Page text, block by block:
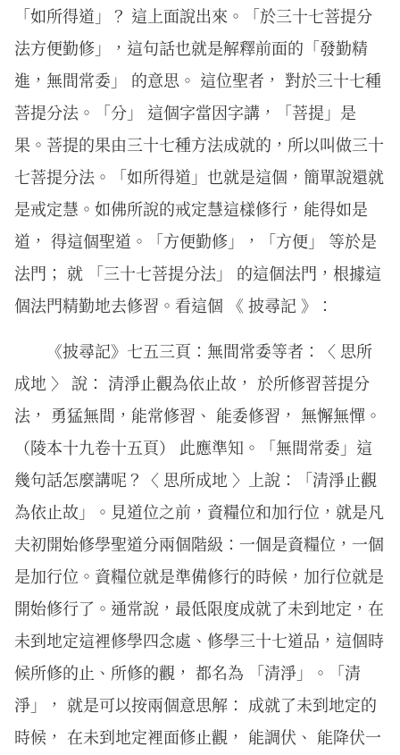
「如所得道」？ 這上面說出來。「於三十七菩提分
法方便勤修」，這句話也就是解釋前面的「發勤精
進，無間常委」 的意思。 這位聖者， 對於三十七種
菩提分法。「分」 這個字當因字講，「菩提」是
果。菩提的果由三十七種方法成就的，所以叫做三十
七菩提分法。「如所得道」也就是這個，簡單說還就
是戒定慧。如佛所說的戒定慧這樣修行，能得如是
道， 得這個聖道。「方便勤修」，「方便」 等於是
法門； 就 「三十七菩提分法」 的這個法門，根據這
個法門精勤地去修習。看這個 《 披尋記 》：
《披尋記》七五三頁：無間常委等者：〈 思所
成地 〉 說： 清淨止觀為依止故， 於所修習菩提分
法， 勇猛無間，能常修習、 能委修習， 無懈無憚。
（陵本十九卷十五頁） 此應準知。「無間常委」這
幾句話怎麼講呢？〈 思所成地 〉上說：「清淨止觀
為依止故」。見道位之前，資糧位和加行位，就是凡
夫初開始修學聖道分兩個階級：一個是資糧位，一個
是加行位。資糧位就是準備修行的時候，加行位就是
開始修行了。通常說，最低限度成就了未到地定，在
未到地定這裡修學四念處、修學三十七道品，這個時
候所修的止、所修的觀， 都名為 「清淨」。「清
淨」， 就是可以按兩個意思解： 成就了未到地定的
時候， 在未到地定裡面修止觀， 能調伏、 能降伏一